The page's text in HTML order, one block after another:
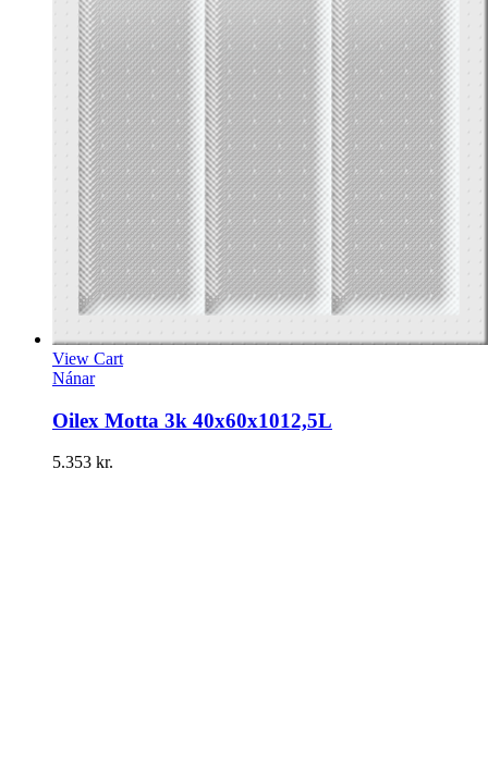
View Cart
Nánar
Oilex Motta 3k 40x60x1012,5L
5.353 kr.